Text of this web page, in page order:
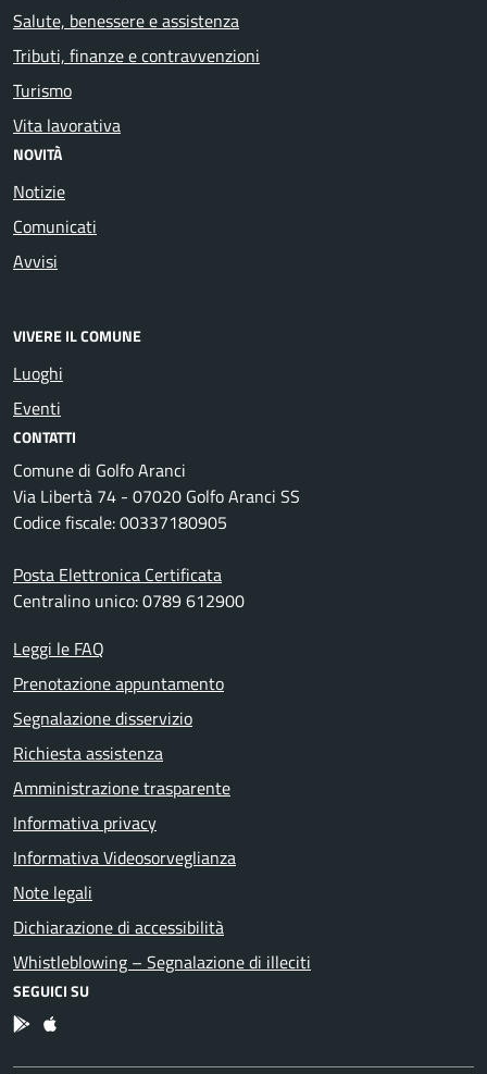
Salute, benessere e assistenza
Tributi, finanze e contravvenzioni
Turismo
Vita lavorativa
NOVITÀ
Notizie
Comunicati
Avvisi
VIVERE IL COMUNE
Luoghi
Eventi
CONTATTI
Comune di Golfo Aranci
Via Libertà 74 - 07020 Golfo Aranci SS
Codice fiscale: 00337180905
Posta Elettronica Certificata
Centralino unico: 0789 612900
Leggi le FAQ
Prenotazione appuntamento
Segnalazione disservizio
Richiesta assistenza
Amministrazione trasparente
Informativa privacy
Informativa Videosorveglianza
Note legali
Dichiarazione di accessibilità
Whistleblowing – Segnalazione di illeciti
SEGUICI SU
App Android
App IOS